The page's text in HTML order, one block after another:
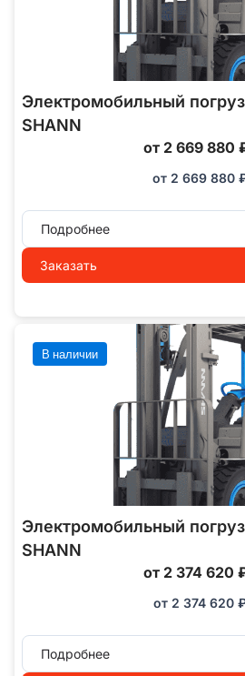
Электромобильный
SHANN
от 2 669 880
от 2 669 880
Подробнее
Заказать
В наличии
Электромобильный
SHANN
от 2 374 620
от 2 374 620
Подробнее